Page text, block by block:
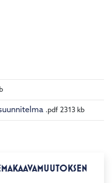
.pdf 2313 kb